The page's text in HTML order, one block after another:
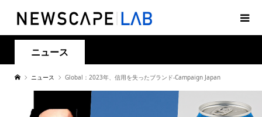
ニュース
ニュース Global：2023年、信用を失ったブランド-Campaign Japan